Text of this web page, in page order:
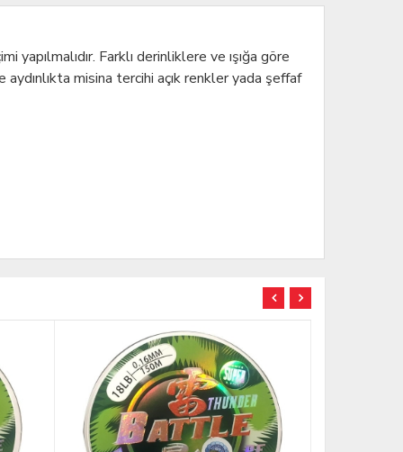
yapılmalıdır. Farklı derinliklere ve ışığa göre
misina tercihi açık renkler yada şeffaf